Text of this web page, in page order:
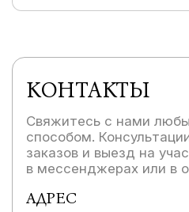
КОНТАКТЫ
Свяжитесь с нами
способом.
заказов и выезд на
в мессенджерах или в
АДРЕС